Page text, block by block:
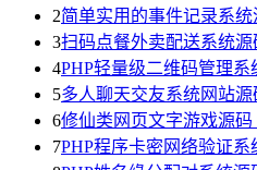
2简单实用的事件记录系
3扫码点餐外卖配送系统
4PHP轻量级二维码管理
5多人聊天交友系统网站
6修仙类网页文字游戏源
7PHP程序卡密网络验证